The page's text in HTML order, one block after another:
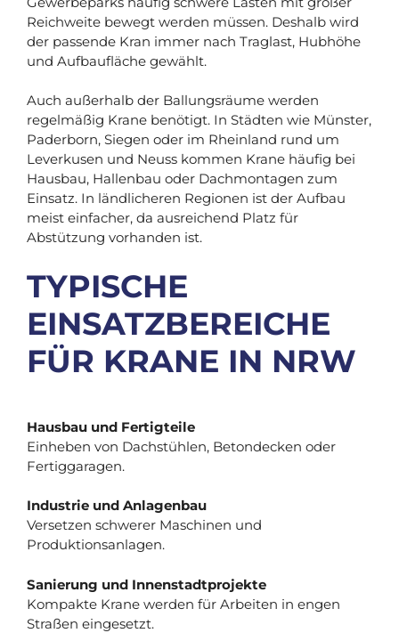
Reichweite bewegt werden müssen. Deshalb wird
der passende Kran immer nach Traglast, Hubhöhe
und Aufbaufläche gewählt.
Auch außerhalb der Ballungsräume werden
regelmäßig Krane benötigt. In Städten wie Münster,
Paderborn, Siegen oder im Rheinland rund um
Leverkusen und Neuss kommen Krane häufig bei
Hausbau, Hallenbau oder Dachmontagen zum
Einsatz. In ländlicheren Regionen ist der Aufbau
meist einfacher, da ausreichend Platz für
Abstützung vorhanden ist.
TYPISCHE
EINSATZBEREICHE
FÜR KRANE IN NRW
Hausbau und Fertigteile
Einheben von Dachstühlen, Betondecken oder
Fertiggaragen.
Industrie und Anlagenbau
Versetzen schwerer Maschinen und
Produktionsanlagen.
Sanierung und Innenstadtprojekte
Kompakte Krane werden für Arbeiten in engen
Straßen eingesetzt.